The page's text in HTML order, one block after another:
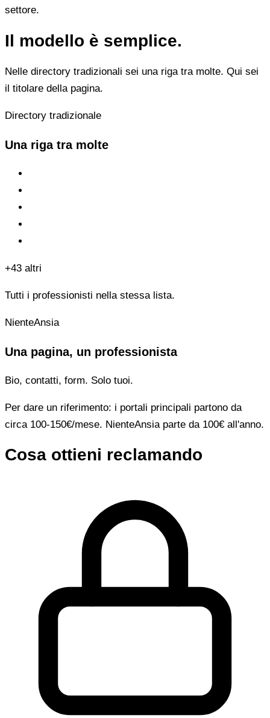
settore.
Il modello è semplice.
Nelle directory tradizionali sei una riga tra molte. Qui sei
il titolare della pagina.
Directory tradizionale
Una riga tra molte
+43 altri
Tutti i professionisti nella stessa lista.
NienteAnsia
Una pagina, un professionista
Bio, contatti, form. Solo tuoi.
Per dare un riferimento: i portali principali partono da
circa 100-150€/mese. NienteAnsia parte da 100€ all'anno.
Cosa ottieni reclamando